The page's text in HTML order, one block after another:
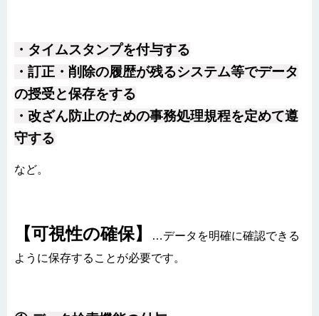
・タイムスタンプを付与する
・訂正・削除の履歴が残るシステム等でデータ
の授受と保存をする
・改ざん防止のための事務処理規程を定めて遵
守する
など。
【可視性の確保】
…データを明確に確認できる
ように保存することが必要です。